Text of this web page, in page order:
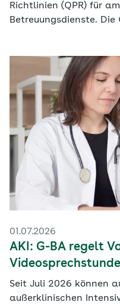
Richtlinien (QPR) für
Betreuungsdienste.
Pflegeprozesse und
aus. Erstmals werden
Außerklinischen
psychiatrischen
gesondert geprüft.
01.07.2026
AKI: G-BA regelt
Videosprechstunde
Seit Juli 2026 können
außerklinischen